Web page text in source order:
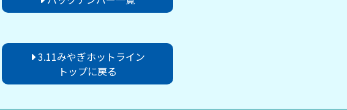
3.11みやぎホットライン
トップに戻る